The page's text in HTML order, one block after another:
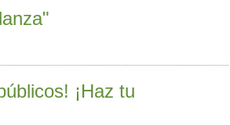
¡Haz tu